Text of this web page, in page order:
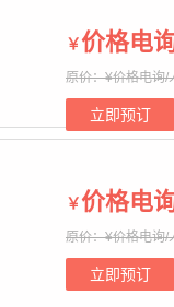
￥价格电
原价：¥价格电询/
立即预订
￥价格电
原价：¥价格电询/
立即预订